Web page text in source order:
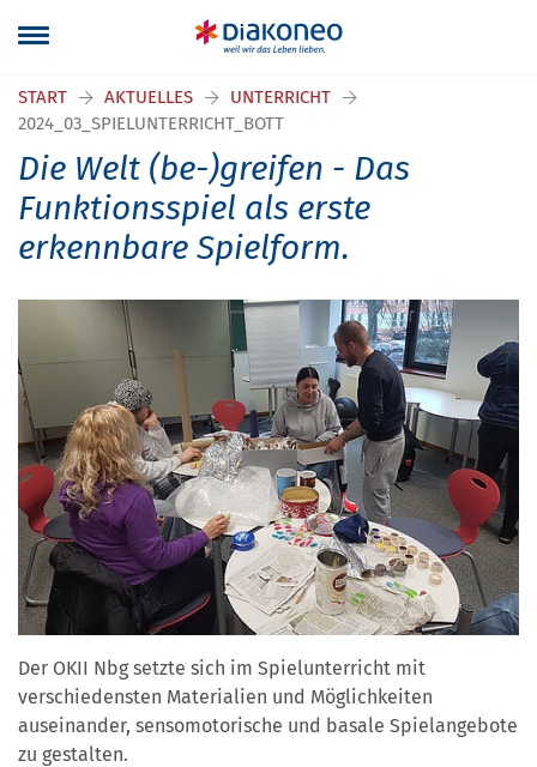
START AKTUELLES
UNTERRICHT
2024_03_SPIELUNTERRICHT_BOTT
Die Welt (be-)greifen - Das
Funktionsspiel als erste
erkennbare Spielform.
Der OKII Nbg setzte sich im Spielunterricht mit
verschiedensten Materialien und Möglichkeiten
auseinander, sensomotorische und basale Spielangebote
zu gestalten.